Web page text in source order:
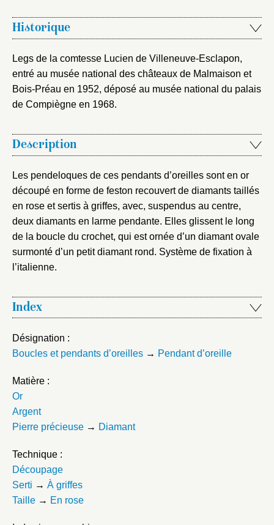
Historique
Legs de la comtesse Lucien de Villeneuve-Esclapon,
entré au musée national des châteaux de Malmaison et
Bois-Préau en 1952, déposé au musée national du palais
de Compiègne en 1968.
Description
Les pendeloques de ces pendants d’oreilles sont en or
découpé en forme de feston recouvert de diamants taillés
en rose et sertis à griffes, avec, suspendus au centre,
deux diamants en larme pendante. Elles glissent le long
de la boucle du crochet, qui est ornée d’un diamant ovale
surmonté d’un petit diamant rond. Système de fixation à
l’italienne.
Index
Désignation :
Boucles et pendants d’oreilles → Pendant d’oreille
Matière :
Or
Argent
Pierre précieuse → Diamant
Technique :
Découpage
Serti → À griffes
Taille → En rose